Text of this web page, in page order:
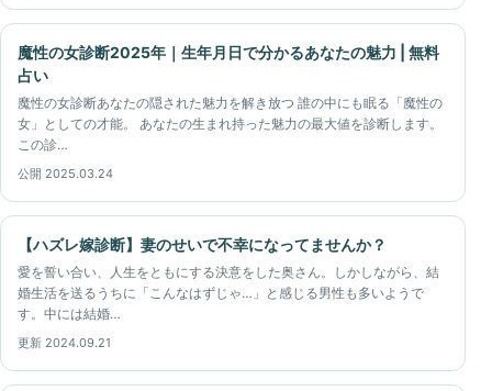
魔性の女診断2025年｜生年月日で分かるあなたの魅力 | 無料
占い
魔性の女診断あなたの隠された魅力を解き放つ 誰の中にも眠る「魔性の
女」としての才能。 あなたの生まれ持った魅力の最大値を診断します。
この診…
公開 2025.03.24
【ハズレ嫁診断】妻のせいで不幸になってませんか？
愛を誓い合い、人生をともにする決意をした奥さん。しかしながら、結
婚生活を送るうちに「こんなはずじゃ…」と感じる男性も多いようで
す。中には結婚…
更新 2024.09.21